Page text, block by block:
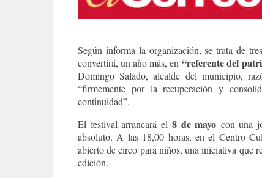
Según informa la organización, se trata de
convertirá, un año más, en “referente del
Domingo Salado, alcalde del municipio,
“firmemente por la recuperación y
continuidad”.
El festival arrancará el8 de mayo con una
absoluto. A las 18,00 horas, en el Centro
abierto de circo para niños, una iniciativa que
edición.